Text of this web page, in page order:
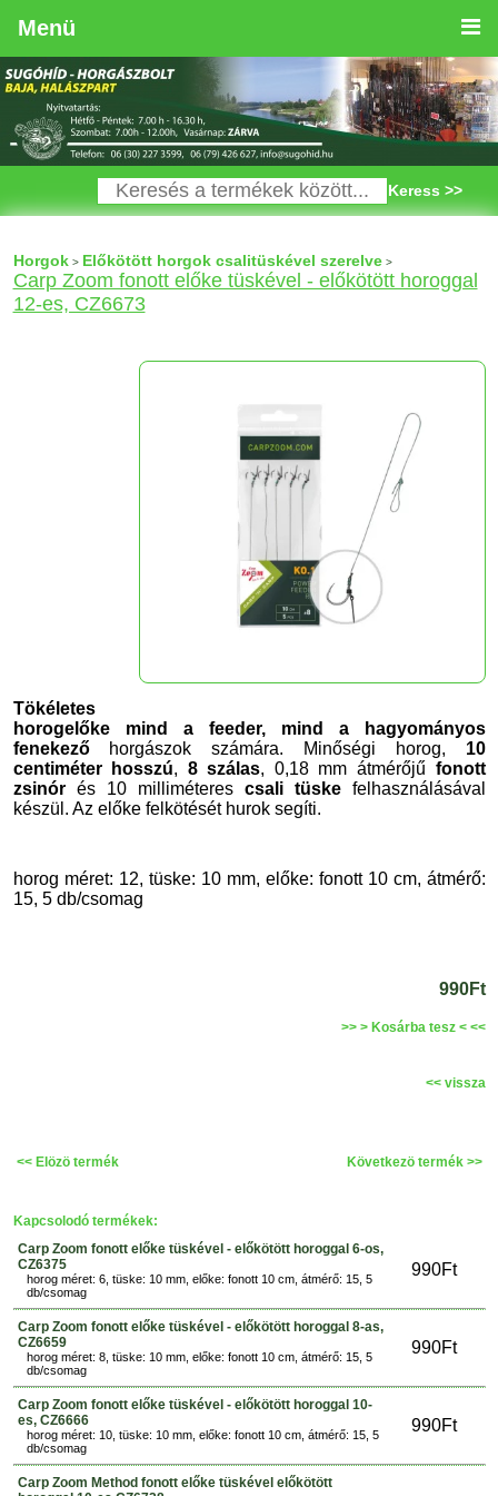
Menü
Keress >>
Horgok> Előkötött horgok csalitüskével szerelve>
Carp Zoom fonott előke tüskével - előkötött horoggal
12-es, CZ6673
Tökéletes
horogelőke mind a feeder, mind a hagyományos
fenekezőhorgászok számára. Minőségi horog, 10
centiméter hosszú, 8 szálas, 0,18 mm átmérőjű fonott
zsinórés 10 milliméterescsali tüskefelhasználásával
készül. Az előke felkötését hurok segíti.
horog méret: 12, tüske: 10 mm, előke: fonott 10 cm, átmérő:
15, 5 db/csomag
990Ft
>> > Kosárba tesz < <<
<< vissza
<< Elözö termék Következö termék >>
Kapcsolodó termékek:
Carp Zoom fonott előke tüskével - előkötött horoggal 6-os,
CZ6375
990Ft
horog méret: 6, tüske: 10 mm, előke: fonott 10 cm, átmérő: 15, 5
db/csomag
Carp Zoom fonott előke tüskével - előkötött horoggal 8-as,
CZ6659
990Ft
horog méret: 8, tüske: 10 mm, előke: fonott 10 cm, átmérő: 15, 5
db/csomag
Carp Zoom fonott előke tüskével - előkötött horoggal 10-
es, CZ6666
990Ft
horog méret: 10, tüske: 10 mm, előke: fonott 10 cm, átmérő: 15, 5
db/csomag
Carp Zoom Method fonott előke tüskével előkötött